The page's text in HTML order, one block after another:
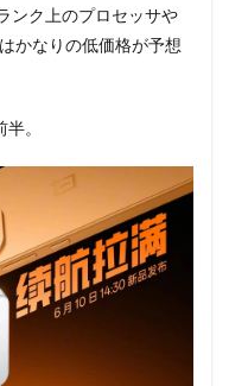
ンク上のプロセッサや
かなりの低価格が予想
。